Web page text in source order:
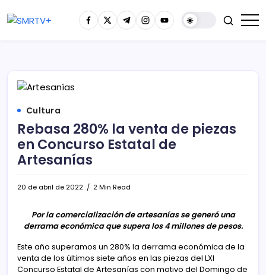
Cultura
Rebasa 280% la venta de piezas
en Concurso Estatal de
Artesanías
20 de abril de 2022 2 Min Read
Por la comercialización de artesanías se generó una
derrama económica que supera los 4 millones de pesos.
Este año superamos un 280% la derrama económica de la
venta de los últimos siete años en las piezas del LXI
Concurso Estatal de Artesanías con motivo del Domingo de